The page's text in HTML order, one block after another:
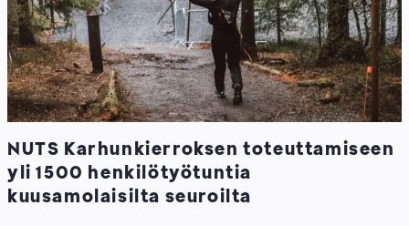
NUTS Karhunkierroksen toteuttamiseen
yli 1500 henkilötyötuntia
kuusamolaisilta seuroilta